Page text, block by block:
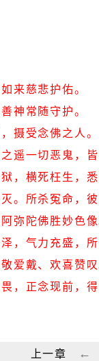
来慈悲护佑。
神常随守护。
摄受念佛之人。
遥一切恶鬼，
，横死枉生，
。所杀冤命，
弥陀佛胜妙色
，气力充盛，
爱戴、欢喜赞
，正念现前，
上一章 ←